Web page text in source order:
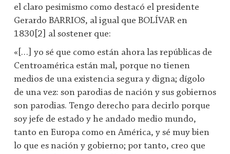
el claro pesimismo como destacó el presidente
Gerardo BARRIOS, al igual que BOLÍVAR en
1830[2] al sostener que:
«[…] yo sé que como están ahora las repúblicas de
Centroamérica están mal, porque no tienen
medios de una existencia segura y digna; dígolo
de una vez: son parodias de nación y sus gobiernos
son parodias. Tengo derecho para decirlo porque
soy jefe de estado y he andado medio mundo,
tanto en Europa como en América, y sé muy bien
lo que es nación y gobierno; por tanto, creo que